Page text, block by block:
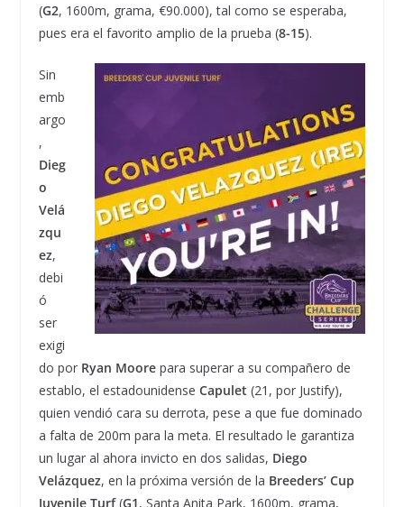
(G2, 1600m, grama, €90.000), tal como se esperaba,
pues era el favorito amplio de la prueba (8-15).
Sin
emb
argo
,
Dieg
o
Velá
zqu
ez,
debi
ó
ser
exigi
do por Ryan Moorepara superar a su compañero de
establo, el estadounidense Capulet (21, por Justify),
quien vendió cara su derrota, pese a que fue dominado
a falta de 200m para la meta. El resultado le garantiza
un lugar al ahora invicto en dos salidas, Diego
Velázquez, en la próxima versión de la Breeders’ Cup
Juvenile Turf(G1, Santa Anita Park, 1600m, grama,